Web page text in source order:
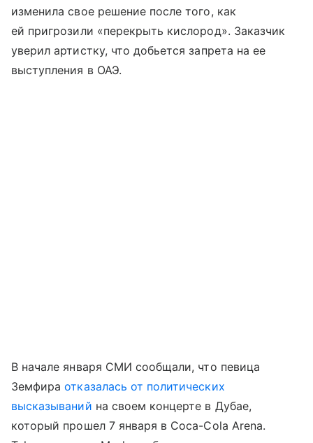
изменила свое решение после того, как
ей пригрозили «перекрыть кислород». Заказчик
уверил артистку, что добьется запрета на ее
выступления в ОАЭ.
В начале января СМИ сообщали, что певица
Земфираотказалась от политических
высказываний на своем концерте в Дубае,
который прошел 7 января в Coca-Cola Arena.